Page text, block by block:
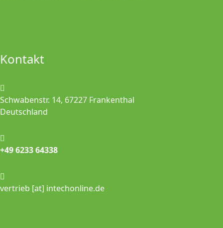
Kontakt
Schwabenstr. 14, 67227 Frankenthal
Deutschland
+49 6233 64338
vertrieb [at] intechonline.de